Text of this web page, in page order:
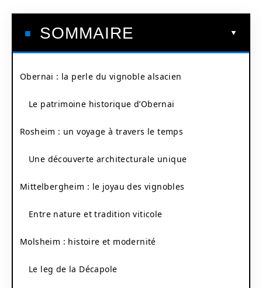
SOMMAIRE
Obernai : la perle du vignoble alsacien
Le patrimoine historique d’Obernai
Rosheim : un voyage à travers le temps
Une découverte architecturale unique
Mittelbergheim : le joyau des vignobles
Entre nature et tradition viticole
Molsheim : histoire et modernité
Le leg de la Décapole